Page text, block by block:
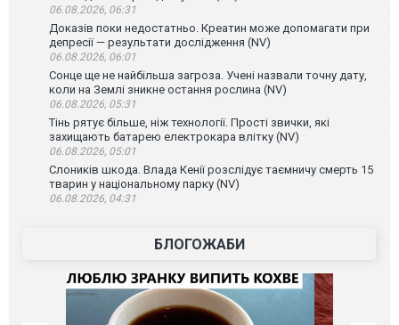
06.08.2026, 06:31
Доказів поки недостатньо. Креатин може допомагати при
депресії — результати дослідження (NV)
06.08.2026, 06:01
Сонце ще не найбільша загроза. Учені назвали точну дату,
коли на Землі зникне остання рослина (NV)
06.08.2026, 05:31
Тінь рятує більше, ніж технології. Прості звички, які
захищають батарею електрокара влітку (NV)
06.08.2026, 05:01
Слоників шкода. Влада Кенії розслідує таємничу смерть 15
тварин у національному парку (NV)
06.08.2026, 04:31
БЛОГОЖАБИ